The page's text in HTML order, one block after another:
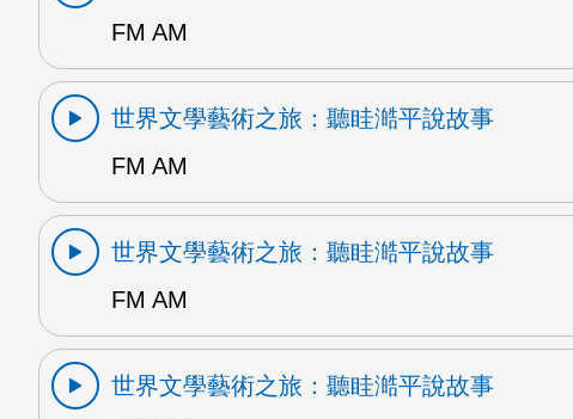
FM AM
世界文學藝術之旅：聽眭澔平說故事
FM AM
世界文學藝術之旅：聽眭澔平說故事
FM AM
世界文學藝術之旅：聽眭澔平說故事